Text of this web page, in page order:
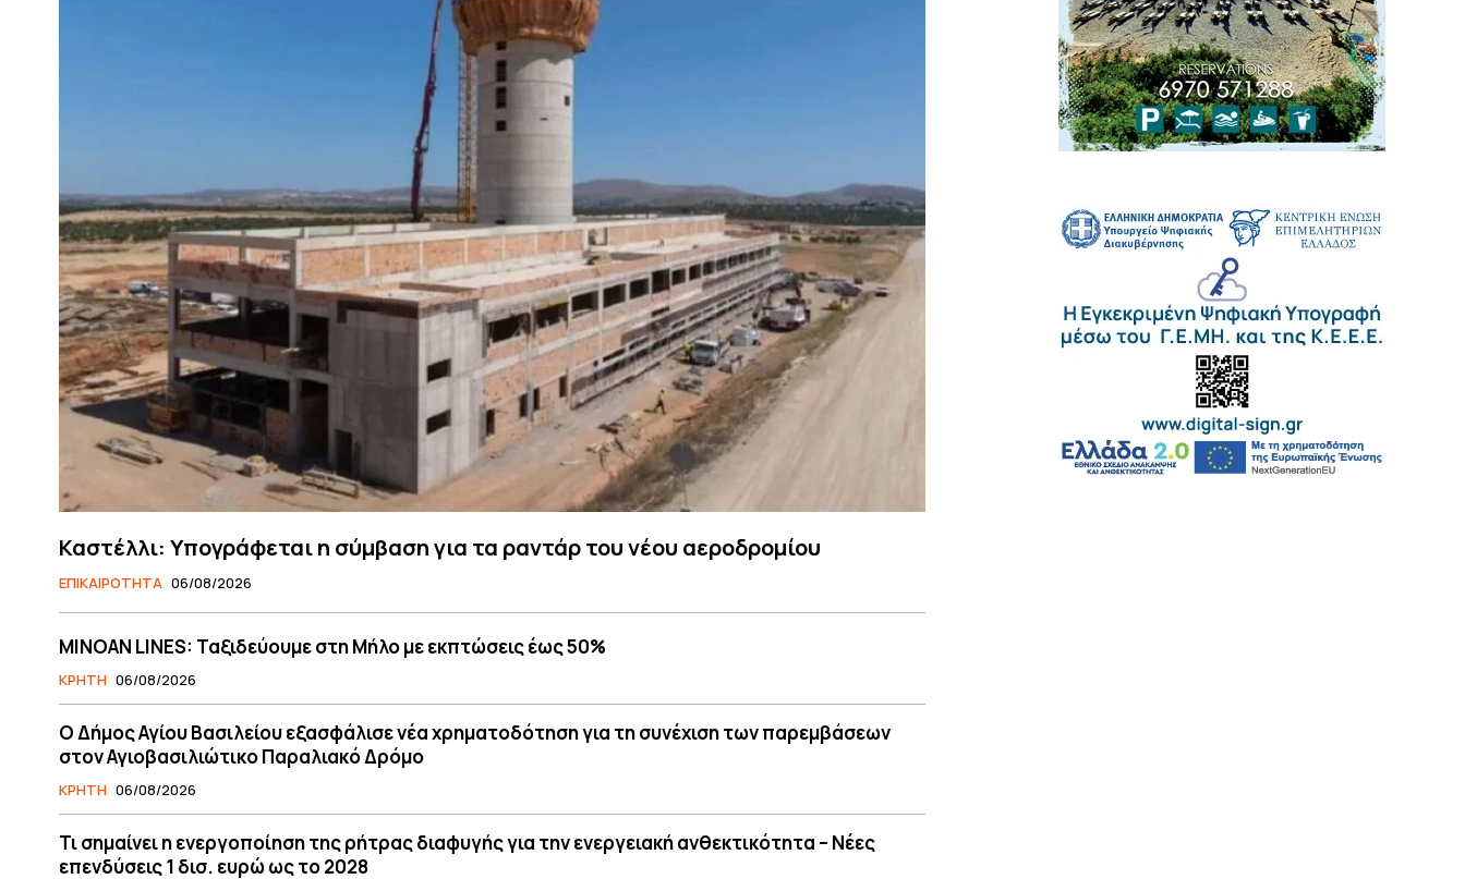
Καστέλλι: Υπογράφεται η σύμβαση για τα ραντάρ του νέου αεροδρομίου
ΕΠΙΚΑΙΡΟΤΗΤΑ 06/08/2026
MINOAN LINES: Ταξιδεύουμε στη Μήλο με εκπτώσεις έως 50%
ΚΡΗΤΗ 06/08/2026
O Δήμος Αγίου Βασιλείου εξασφάλισε νέα χρηματοδότηση για τη συνέχιση των παρεμβάσεων
στον Αγιοβασιλιώτικο Παραλιακό Δρόμο
ΚΡΗΤΗ 06/08/2026
Τι σημαίνει η ενεργοποίηση της ρήτρας διαφυγής για την ενεργειακή ανθεκτικότητα – Νέες
επενδύσεις 1 δισ. ευρώ ως το 2028